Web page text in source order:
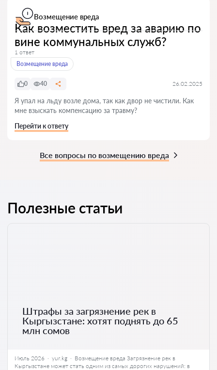
Возмещение вреда
Как возместить вред за аварию по
вине коммунальных служб?
1 ответ
Возмещение вреда
0 40 26.02.2025
Я упал на льду возле дома, так как двор не чистили. Как
мне взыскать компенсацию за травму?
Перейти к ответу
Все вопросы по возмещению вреда
Полезные статьи
Штрафы за загрязнение рек в
Кыргызстане: хотят поднять до 65
млн сомов
Июль 2026 · yur.kg · Возмещение вреда Загрязнение рек в
Кыргызстане может стать одним из самых дорогих нарушений: в